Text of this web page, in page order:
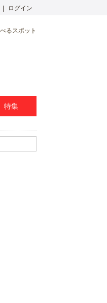
ログイン
るスポット
特集